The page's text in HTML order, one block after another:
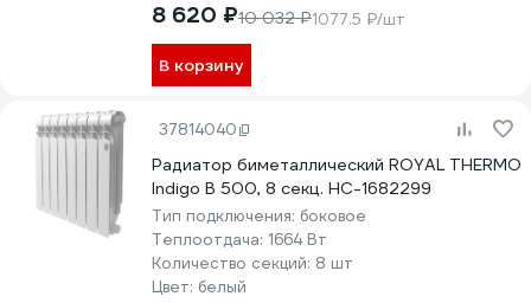
8 620 ₽10 032 ₽1077.5 ₽/шт
В корзину
37814040
Радиатор биметаллический ROYAL THERMO
Indigo B 500, 8 секц. НС-1682299
Тип подключения: боковое
Теплоотдача: 1664 Вт
Количество секций: 8 шт
Цвет: белый